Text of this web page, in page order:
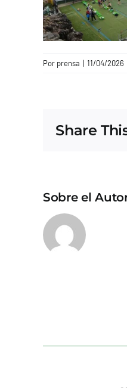
Por prensa | 11/04/2026
Share
Sobre el